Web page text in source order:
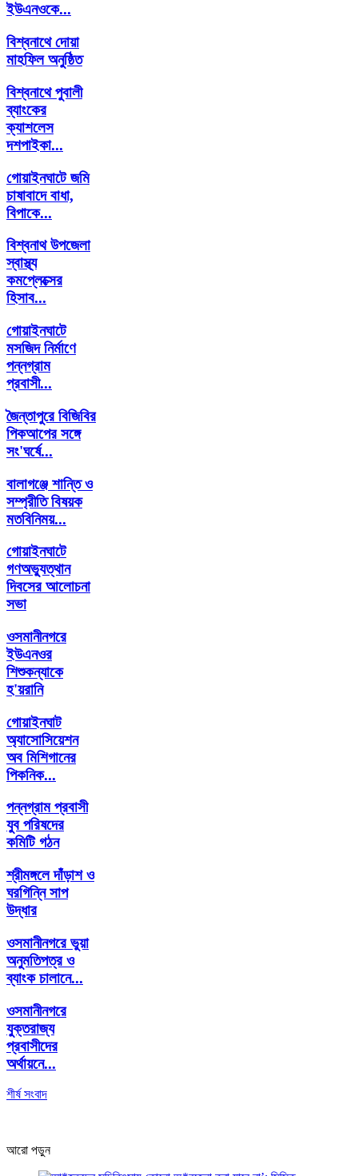
ইউএনওকে...
বিশ্বনাথে দোয়া
মাহফিল অনুষ্ঠিত
বিশ্বনাথে পুবালী
ব্যাংকের
ক্যাশলেস
দশপাইকা...
গোয়াইনঘাটে জমি
চাষাবাদে বাধা,
বিপাকে...
বিশ্বনাথ উপজেলা
স্বাস্থ্য
কমপ্লেক্সের
হিসাব...
গোয়াইনঘাটে
মসজিদ নির্মাণে
পন্নগ্রাম
প্রবাসী...
জৈন্তাপুরে বিজিবির
পিকআপের সঙ্গে
সং'ঘর্ষে...
বালাগঞ্জে শান্তি ও
সম্প্রীতি বিষয়ক
মতবিনিময়...
গোয়াইনঘাটে
গণঅভ্যুত্থান
দিবসের আলোচনা
সভা
ওসমানীনগরে
ইউএনওর
শিশুকন্যাকে
হ'য়রানি
গোয়াইনঘাট
অ্যাসোসিয়েশন
অব মিশিগানের
পিকনিক...
পন্নগ্রাম প্রবাসী
যুব পরিষদের
কমিটি গঠন
শ্রীমঙ্গলে দাঁড়াশ ও
ঘরগিন্নি সাপ
উদ্ধার
ওসমানীনগরে ভুয়া
অনুমতিপত্র ও
ব্যাংক চালানে...
ওসমানীনগরে
যুক্তরাজ্য
প্রবাসীদের
অর্থায়নে...
শীর্ষ সংবাদ
আরো পড়ুন